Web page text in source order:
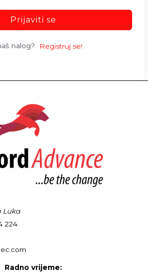
Prijaviti se
nalog? Registruj se!
Luka
224
Radno vrijeme: